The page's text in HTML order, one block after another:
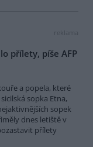
reklama
přílety, píše AFP
a popela, které
sopka Etna,
sopek
dnes letiště v
přílety